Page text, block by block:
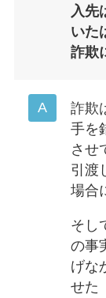
入先
いた
詐欺
詐欺
手を
させ
引渡
場合
そし
の事
げな
せた